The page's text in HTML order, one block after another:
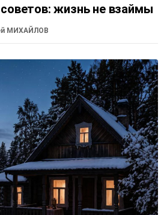
жизнь не взаймы
МИХАЙЛОВ